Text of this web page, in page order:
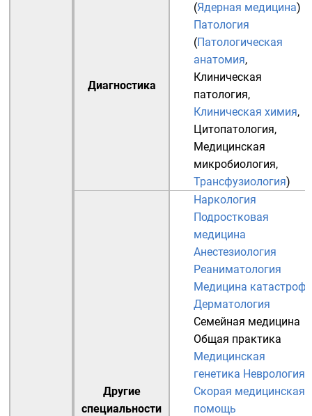
Диагностика
(Ядерная медицина)
Патология
(Патологическая
анатомия,
Клиническая
патология,
Клиническая химия,
Цитопатология,
Медицинская
микробиология,
Трансфузиология)
Другие
специальности
Наркология
Подростковая
медицина
Анестезиология
Реаниматология
Медицина катастроф
Дерматология
Семейная медицина
Общая практика
Медицинская
генетика Неврология
Скорая медицинская
помощь